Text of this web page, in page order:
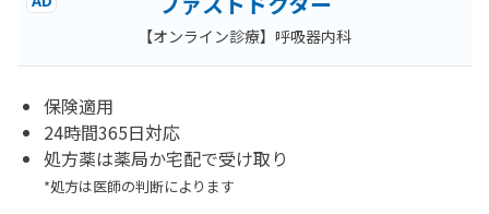
【オンライン診療】呼吸器内科
保険適用
24時間365日対応
処方薬は薬局か宅配で受け取り
*処方は医師の判断によります